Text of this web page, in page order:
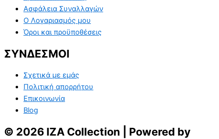
Ασφάλεια Συναλλαγών
Ο Λογαριασμός μου
Όροι και προϋποθέσεις
ΣΥΝΔΕΣΜΟΙ
Σχετικά με εμάς
Πολιτική απορρήτου
Επικοινωνία
Blog
© 2026 IZA Collection | Powered by